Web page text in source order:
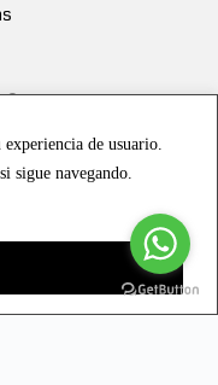
de usuario.
sigue navegando.
3 cuotas